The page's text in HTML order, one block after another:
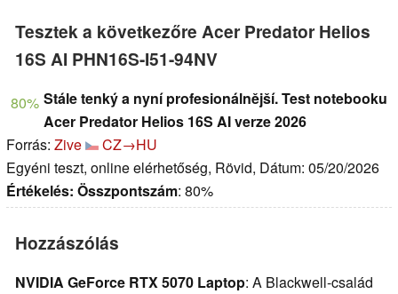
Tesztek a következőre Acer Predator Helios
16S AI PHN16S-I51-94NV
80% Stále tenký a nyní profesionálnější. Test notebooku
Acer Predator Helios 16S AI verze 2026
Forrás: Zive
CZ→HU
Egyéni teszt, online elérhetőség, Rövid, Dátum: 05/20/2026
Értékelés: Összpontszám: 80%
Hozzászólás
NVIDIA GeForce RTX 5070 Laptop: A Blackwell-család